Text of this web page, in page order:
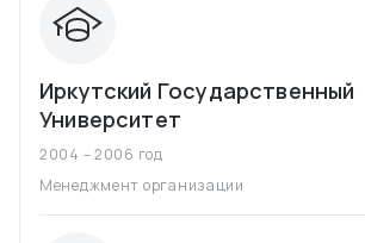
Иркутский Государственный
Университет
2004 – 2006 год
Менеджмент организации